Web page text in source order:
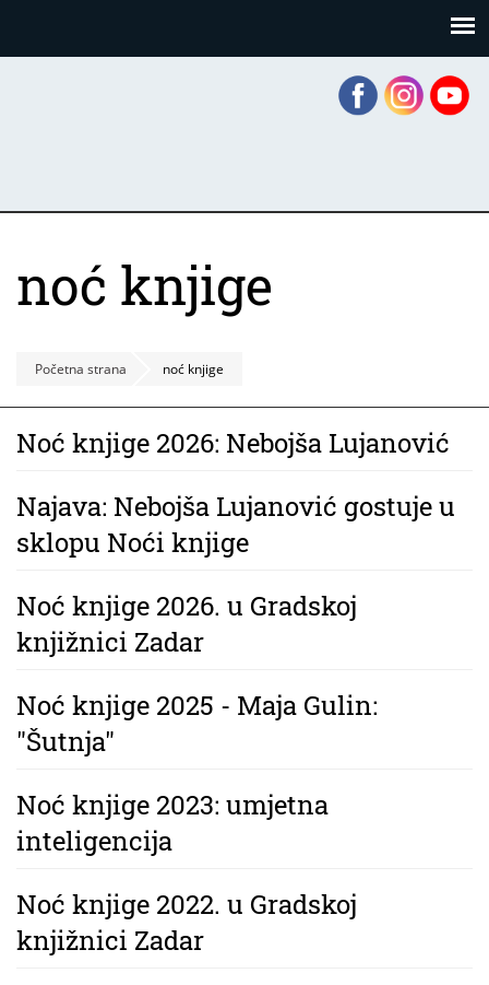
noć knjige
Početna strana noć knjige
Noć knjige 2026: Nebojša Lujanović
Najava: Nebojša Lujanović gostuje u
sklopu Noći knjige
Noć knjige 2026. u Gradskoj
knjižnici Zadar
Noć knjige 2025 - Maja Gulin:
"Šutnja"
Noć knjige 2023: umjetna
inteligencija
Noć knjige 2022. u Gradskoj
knjižnici Zadar